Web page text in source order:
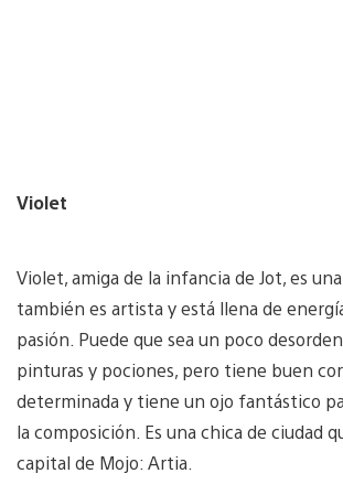
Violet
Violet, amiga de la infancia de Jot, es
también es artista y está llena de
pasión. Puede que sea un poco
pinturas y pociones, pero tiene buen
determinada y tiene un ojo fantástico
la composición. Es una chica de ciudad
capital de Mojo: Artia.